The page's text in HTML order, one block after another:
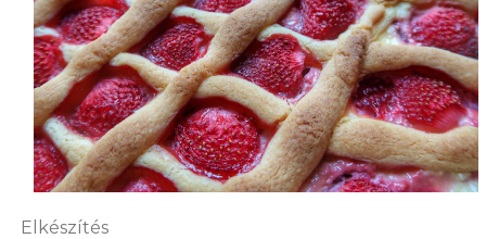
Elkészítés